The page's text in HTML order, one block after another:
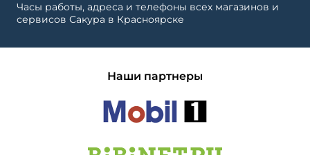
Часы работы, адреса и телефоны всех магазинов и
сервисов Сакура в Красноярске
Наши партнеры